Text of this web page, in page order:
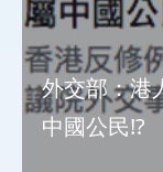
外交部：港
中國公民⁉️